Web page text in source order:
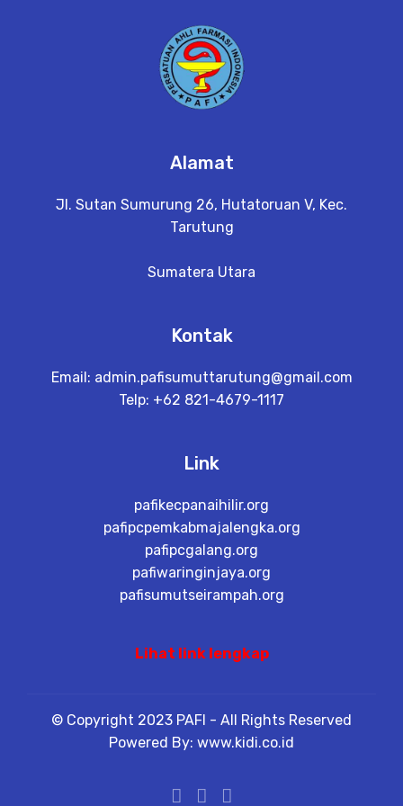
Alamat
Jl. Sutan Sumurung 26, Hutatoruan V, Kec.
Tarutung
Sumatera Utara
Kontak
Email: admin.pafisumuttarutung@gmail.com
Telp: +62 821-4679-1117
Link
pafikecpanaihilir.org
pafipcpemkabmajalengka.org
pafipcgalang.org
pafiwaringinjaya.org
pafisumutseirampah.org
Lihat link lengkap
© Copyright 2023 PAFI - All Rights Reserved
Powered By: www.kidi.co.id